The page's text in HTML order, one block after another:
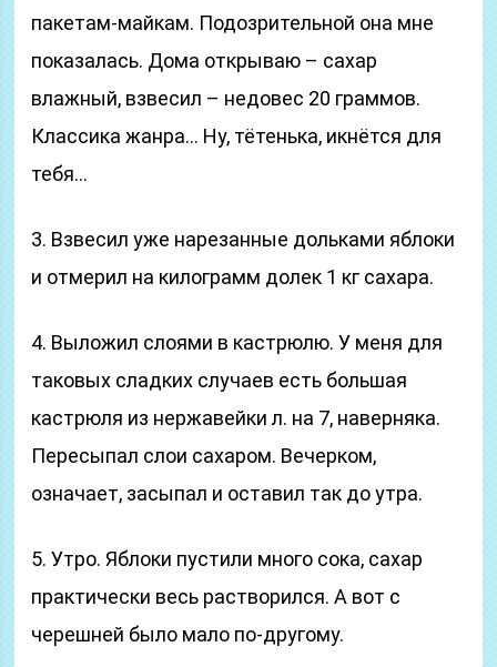
пакетам-майкам. Подозрительной она мне
показалась. Дома открываю – сахар
влажный, взвесил – недовес 20 граммов.
Классика жанра… Ну, тётенька, икнётся для
тебя…
3. Взвесил уже нарезанные дольками яблоки
и отмерил на килограмм долек 1 кг сахара.
4. Выложил слоями в кастрюлю. У меня для
таковых сладких случаев есть большая
кастрюля из нержавейки л. на 7, наверняка.
Пересыпал слои сахаром. Вечерком,
означает, засыпал и оставил так до утра.
5. Утро. Яблоки пустили много сока, сахар
практически весь растворился. А вот с
черешней было мало по-другому.